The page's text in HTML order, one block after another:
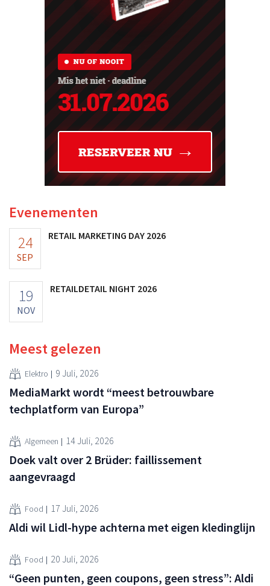
Evenementen
24
SEP
RETAIL MARKETING DAY 2026
19
NOV
RETAILDETAIL NIGHT 2026
Meest gelezen
Elektro 9 Juli, 2026
MediaMarkt wordt “meest betrouwbare
techplatform van Europa”
Algemeen 14 Juli, 2026
Doek valt over 2 Brüder: faillissement
aangevraagd
Food 17 Juli, 2026
Aldi wil Lidl-hype achterna met eigen kledinglijn
Food 20 Juli, 2026
“Geen punten, geen coupons, geen stress”: Aldi